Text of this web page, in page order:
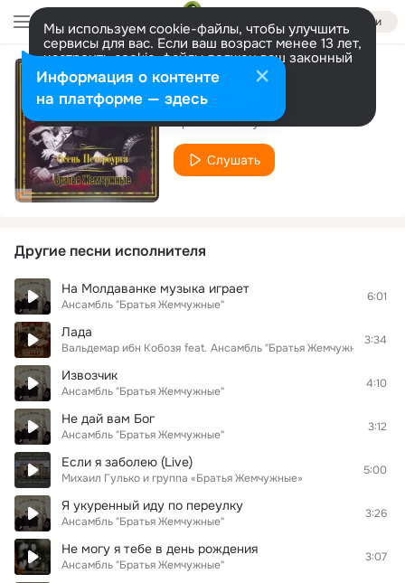
Войти
Мы используем cookie-файлы, чтобы улучшить
сервисы для вас. Если ваш возраст менее 13 лет,
настроить cookie-файлы должен ваш законный
представитель. Больше информации
Разрешить все Настроить
Осенняя роса
Братья Жемчужные
Слушать
Другие песни исполнителя
На Молдаванке музыка играет
Ансамбль "Братья Жемчужные"
6:01
Лада
Вальдемар ибн Кобозя feat. Ансамбль "Братья Жемчужные"
3:34
Извозчик
Ансамбль "Братья Жемчужные"
4:10
Не дай вам Бог
Ансамбль "Братья Жемчужные"
3:12
Если я заболею (Live)
Михаил Гулько и группа «Братья Жемчужные»
5:00
Я укуренный иду по переулку
Ансамбль "Братья Жемчужные"
3:26
Не могу я тебе в день рождения
Ансамбль "Братья Жемчужные"
3:07
Информация о контенте
на платформе — здесь